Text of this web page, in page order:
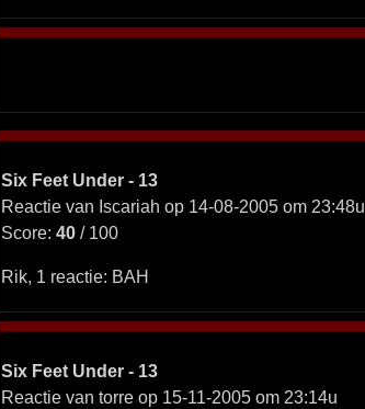
Six Feet Under - 13
Reactie van Iscariah op 14-08-2005 om 23:48u
Score: 40/ 100
Rik, 1 reactie: BAH
Six Feet Under - 13
Reactie van torre op 15-11-2005 om 23:14u